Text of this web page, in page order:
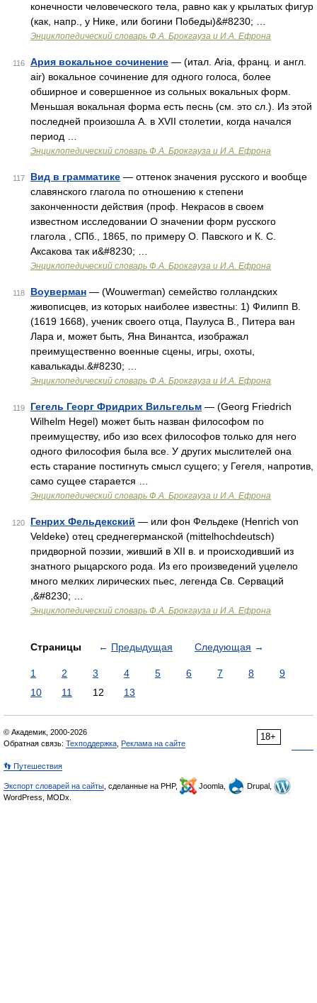
конечности человеческого тела, равно как у крылатых фигур
(как, напр., у Нике, или богини Победы)&#8230; …
Энциклопедический словарь Ф.А. Брокгауза и И.А. Ефрона
116 Ария вокальное сочинение — (итал. Aria, франц. и англ.
air) вокальное сочинение для одного голоса, более
обширное и совершенное из сольных вокальных форм.
Меньшая вокальная форма есть песнь (см. это сл.). Из этой
последней произошла А. в XVII столетии, когда начался
период …
Энциклопедический словарь Ф.А. Брокгауза и И.А. Ефрона
117 Вид в грамматике — оттенок значения русского и вообще
славянского глагола по отношению к степени
законченности действия (проф. Некрасов в своем
известном исследовании О значении форм русского
глагола , СПб., 1865, по примеру О. Павского и К. С.
Аксакова так и&#8230; …
Энциклопедический словарь Ф.А. Брокгауза и И.А. Ефрона
118 Воуверман — (Wouwerman) семейство голландских
живописцев, из которых наиболее известны: 1) Филипп В.
(1619 1668), ученик своего отца, Паулуса В., Питера ван
Лара и, может быть, Яна Винантса, изображал
преимущественно военные сцены, игры, охоты,
кавалькады.&#8230; …
Энциклопедический словарь Ф.А. Брокгауза и И.А. Ефрона
119 Гегель Георг Фридрих Вильгельм — (Georg Friedrich
Wilhelm Hegel) может быть назван философом по
преимуществу, ибо изо всех философов только для него
одного философия была все. У других мыслителей она
есть старание постигнуть смысл сущего; у Гегеля, напротив,
само сущее старается …
Энциклопедический словарь Ф.А. Брокгауза и И.А. Ефрона
120 Генрих Фельдекский — или фон Фельдеке (Henrich von
Veldeke) отец среднегерманской (mittelhochdeutsch)
придворной поэзии, живший в XII в. и происходивший из
знатного рыцарского рода. Из его произведений уцелело
много мелких лирических пьес, легенда Св. Серваций
,&#8230; …
Энциклопедический словарь Ф.А. Брокгауза и И.А. Ефрона
Страницы ← Предыдущая Следующая →
1 2 3 4 5 6 7 8
9
10
11 12 13
18+
© Академик, 2000-2026
Обратная связь: Техподдержка Реклама на сайте
👣 Путешествия
Экспорт словарей на сайты , сделанные на PHP, Joomla,
Drupal,
WordPress, MODx.